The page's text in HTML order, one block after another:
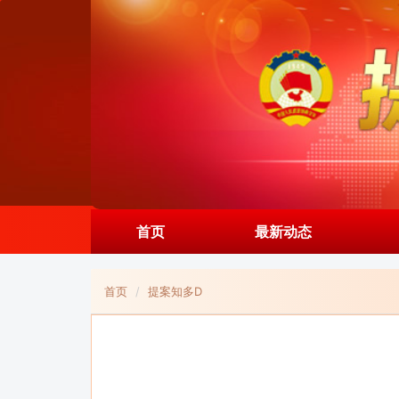
首页 最新动态
首页 提案知多D